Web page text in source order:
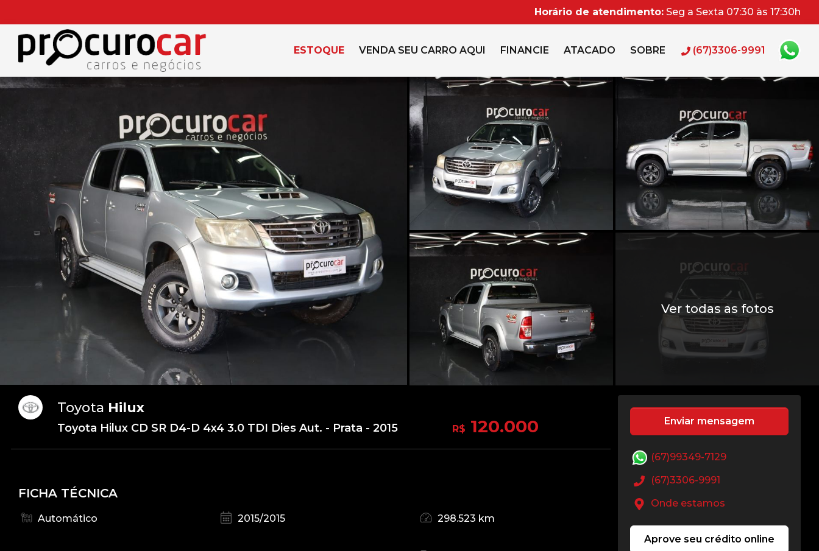
Horário de atendimento: Seg a Sexta 07:30 às 17:30h
ESTOQUE VENDA SEU CARRO AQUI FINANCIE ATACADO SOBRE (67)3306-9991
Ver todas as fotos
Toyota Hilux
Toyota Hilux CD SR D4-D 4x4 3.0 TDI Dies Aut. - Prata - 2015 R$ 120.000
FICHA TÉCNICA
Automático 2015/2015 298.523 km
Enviar mensagem
(67)99349-7129
(67)3306-9991
Onde estamos
Aprove seu crédito online